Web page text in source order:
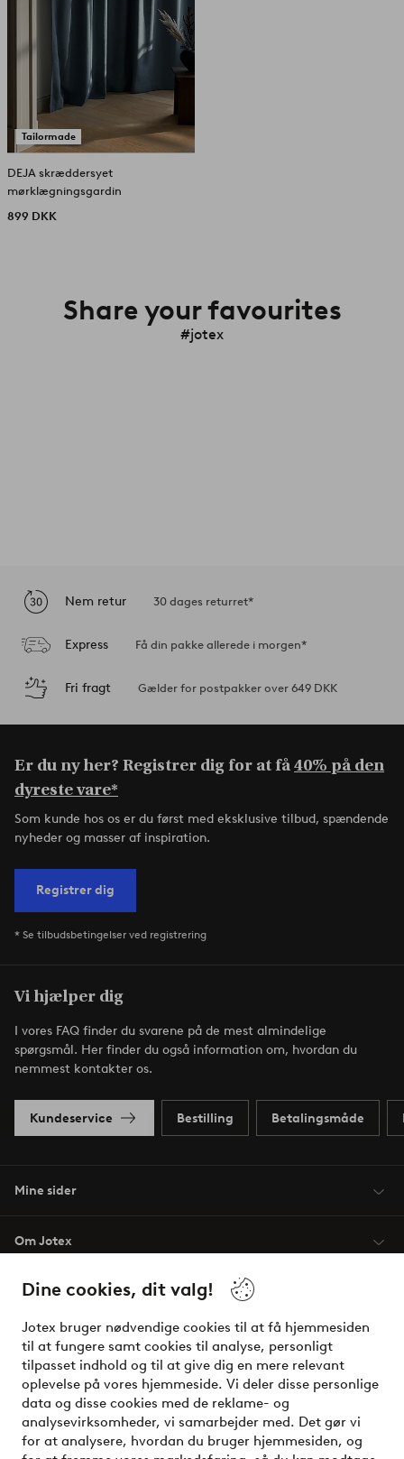
Dine cookies, dit valg!
Jotex bruger nødvendige cookies til at få hjemmesiden
til at fungere samt cookies til analyse, personligt
tilpasset indhold og til at give dig en mere relevant
oplevelse på vores hjemmeside. Vi deler disse personlige
data og disse cookies med de reklame- og
analysevirksomheder, vi samarbejder med. Det gør vi
for at analysere, hvordan du bruger hjemmesiden, og
Tailormade
DEJA skræddersyet
mørklægningsgardin
899 DKK
Share your favourites
#jotex
Nem retur 30 dages returret*
Express Få din pakke allerede i morgen*
Fri fragt Gælder for postpakker over 649 DKK
Er du ny her? Registrer dig for at få40% på den
dyreste vare*
Som kunde hos os er du først med eksklusive tilbud, spændende
nyheder og masser af inspiration.
Registrer dig
* Se tilbudsbetingelser ved registrering
Vi hjælper dig
I vores FAQ finder du svarene på de mest almindelige
spørgsmål. Her finder du også information om, hvordan du
nemmest kontakter os.
Kundeservice Bestilling Betalingsmåde
Mine sider
Om Jotex
Vilkår
Venner
Sikre betalinger - betal nu eller del op
Vil du vide mere om vores betalingsmuligheder?